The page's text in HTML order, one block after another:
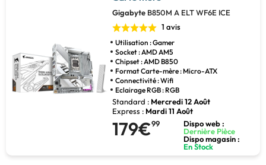
Gigabyte B850M A ELT WF6E ICE
1 avis
Utilisation : Gamer
Socket : AMD AM5
Chipset : AMD B850
Format Carte-mère : Micro-ATX
Connectivité : Wifi
Eclairage RGB : RGB
Standard : Mercredi 12 Août
Express : Mardi 11 Août
179€99
Dispo web :
Dernière Pièce
Dispo magasin :
En Stock